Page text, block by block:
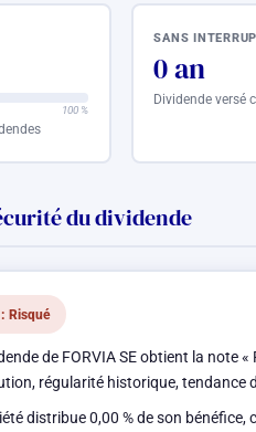
100 %
SANS
0 an
Dividende versé
du dividende
Risqué
de FORVIA SE obtient la note
régularité historique, tendance
distribue 0,00 % de son